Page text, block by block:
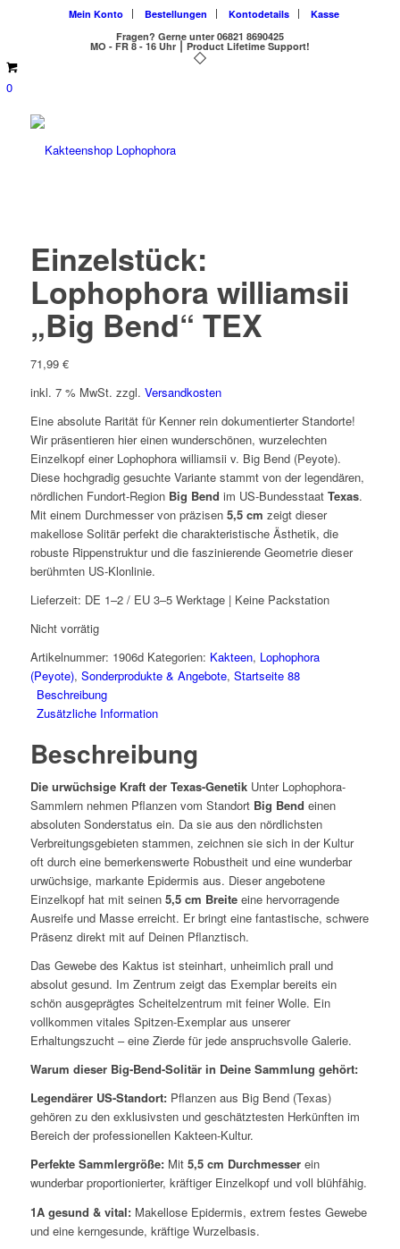
Mein Konto Bestellungen Kontodetails
Kasse
Fragen? Gerne unter 06821 8690425
MO - FR 8 - 16 Uhr ⎮ Product Lifetime Support!
0
Einzelstück:
Lophophora williamsii
„Big Bend“ TEX
71,99 €
inkl. 7 % MwSt. zzgl. Versandkosten
Eine absolute Rarität für Kenner rein dokumentierter Standorte!
Wir präsentieren hier einen wunderschönen, wurzelechten
Einzelkopf einer Lophophora williamsii v. Big Bend(Peyote).
Diese hochgradig gesuchte Variante stammt von der legendären,
nördlichen Fundort-Region Big Bend im US-Bundesstaat Texas.
Mit einem Durchmesser von präzisen 5,5 cm zeigt dieser
makellose Solitär perfekt die charakteristische Ästhetik, die
robuste Rippenstruktur und die faszinierende Geometrie dieser
berühmten US-Klonlinie.
Lieferzeit: DE 1–2 / EU 3–5 Werktage | Keine Packstation
Nicht vorrätig
Artikelnummer: 1906d Kategorien: Kakteen, Lophophora
(Peyote), Sonderprodukte & Angebote, Startseite 88
Beschreibung
Zusätzliche Information
Beschreibung
Die urwüchsige Kraft der Texas-GenetikUnter Lophophora-
Sammlern nehmen Pflanzen vom Standort Big Bend einen
absoluten Sonderstatus ein. Da sie aus den nördlichsten
Verbreitungsgebieten stammen, zeichnen sie sich in der Kultur
oft durch eine bemerkenswerte Robustheit und eine wunderbar
urwüchsige, markante Epidermis aus. Dieser angebotene
Einzelkopf hat mit seinen 5,5 cm Breiteeine hervorragende
Ausreife und Masse erreicht. Er bringt eine fantastische, schwere
Präsenz direkt mit auf Deinen Pflanztisch.
Das Gewebe des Kaktus ist steinhart, unheimlich prall und
absolut gesund. Im Zentrum zeigt das Exemplar bereits ein
schön ausgeprägtes Scheitelzentrum mit feiner Wolle. Ein
vollkommen vitales Spitzen-Exemplar aus unserer
Erhaltungszucht – eine Zierde für jede anspruchsvolle Galerie.
Warum dieser Big-Bend-Solitär in Deine Sammlung gehört:
Legendärer US-Standort:Pflanzen aus Big Bend (Texas)
gehören zu den exklusivsten und geschätztesten Herkünften im
Bereich der professionellen Kakteen-Kultur.
Perfekte Sammlergröße:Mit 5,5 cm Durchmesserein
wunderbar proportionierter, kräftiger Einzelkopf und voll blühfähig.
1A gesund & vital:Makellose Epidermis, extrem festes Gewebe
und eine kerngesunde, kräftige Wurzelbasis.